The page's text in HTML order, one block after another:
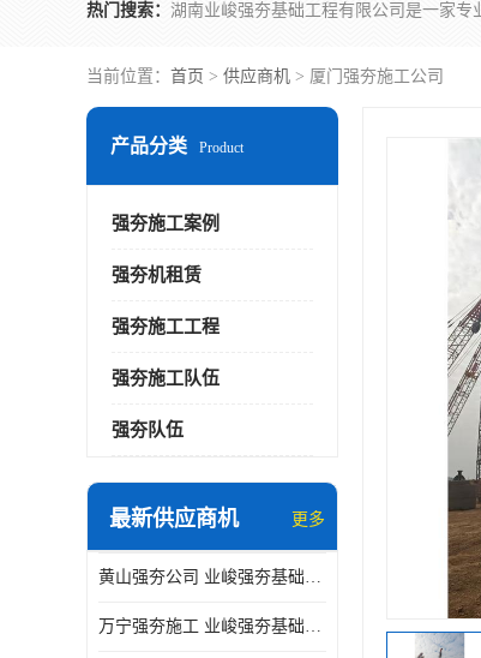
热门搜索：
当前位置： 首页 > 供应商机 > 厦门强夯施工公司
产品分类 Product
强夯施工案例
强夯机租赁
强夯施工工程
强夯施工队伍
强夯队伍
最新供应商机 更多
黄山强夯公司 业峻强夯基础工程
万宁强夯施工 业峻强夯基础工程